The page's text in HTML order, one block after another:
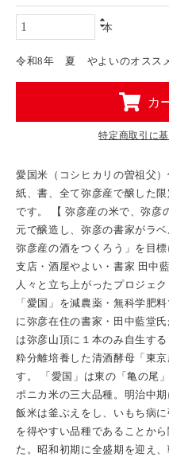
本
令和8年 夏 やよいのオスス
カ
特定商取引に
愛国米（コシヒカリの曽祖父
紙、書、全て弥彦産で醸した
です。 【 弥彦産の米で、弥彦
元で醸造し、弥彦の書家がラ
弥彦産の酒をつくろう」を目
支店・酒屋やよい・書家 田中
人々と立ち上がったプロジェ
「愛国」を減農薬・無科学肥
に弥彦在住の書家・田中藍堂
は弥彦山頂に１本のみ自生す
粋分離培養した清酒酵母「東
す。 「愛国」は東の「亀の尾
ポニカ米の三大品種。明治中
飯米は釜ぶえをし、いもち病
を得やすい品種であることか
た。昭和初期に全盛期を迎え